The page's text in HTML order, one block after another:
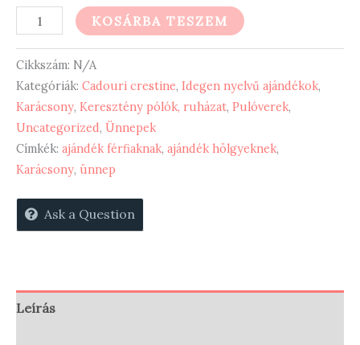
True
-
karácsonyi
pulóver
mennyiség
KOSÁRBA TESZEM
Cikkszám: N/A
Kategóriák: Cadouri crestine, Idegen nyelvű ajándékok,
Karácsony, Keresztény pólók, ruházat, Pulóverek,
Uncategorized, Ünnepek
Címkék: ajándék férfiaknak, ajándék hölgyeknek,
Karácsony, ünnep
Ask a Question
Leírás